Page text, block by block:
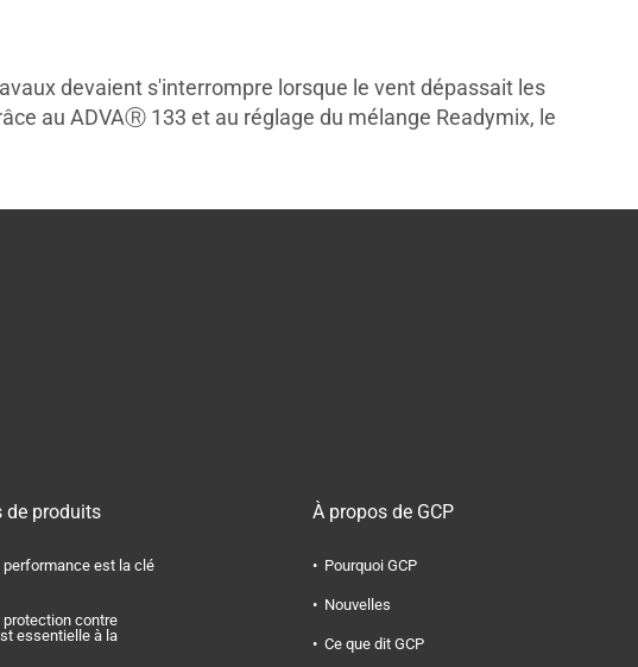
devaient s'interrompre lorsque le vent dépassait les
au ADVAⓇ 133 et au réglage du mélange Readymix, le
de produits
performance est la clé
protection contre
essentielle à la
À propos de GCP
Pourquoi GCP
Nouvelles
Ce que dit GCP